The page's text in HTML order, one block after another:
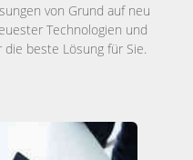
von Grund auf neu
Technologien und
beste Lösung für Sie.